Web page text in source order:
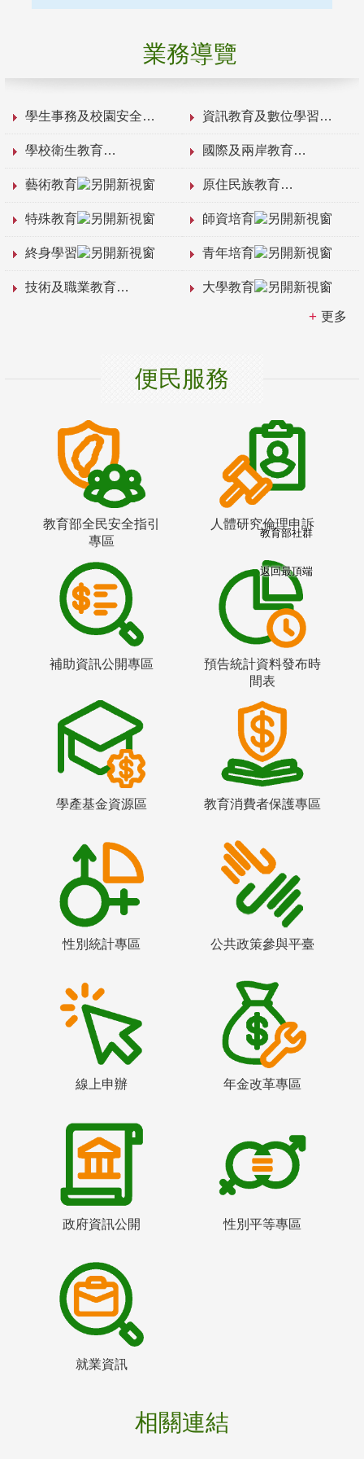
業務導覽
學生事務及校園安全 資訊教育及數位學習
學校衛生教育 國際及兩岸教育
藝術教育 原住民族教育
特殊教育 師資培育
終身學習 青年培育
技術及職業教育 大學教育
更多
便民服務
教育部全民安全指引
專區
人體研究倫理申訴
補助資訊公開專區
預告統計資料發布時
間表
學產基金資源區 教育消費者保護專區
性別統計專區 公共政策參與平臺
線上申辦 年金改革專區
政府資訊公開 性別平等專區
就業資訊
相關連結
教育部社群
返回最頂端